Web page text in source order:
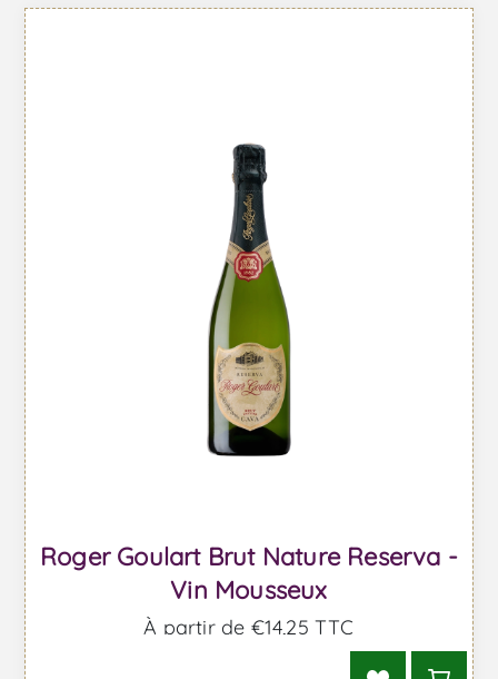
Roger Goulart Brut Nature Reserva -
Vin Mousseux
À partir de €14,25 TTC